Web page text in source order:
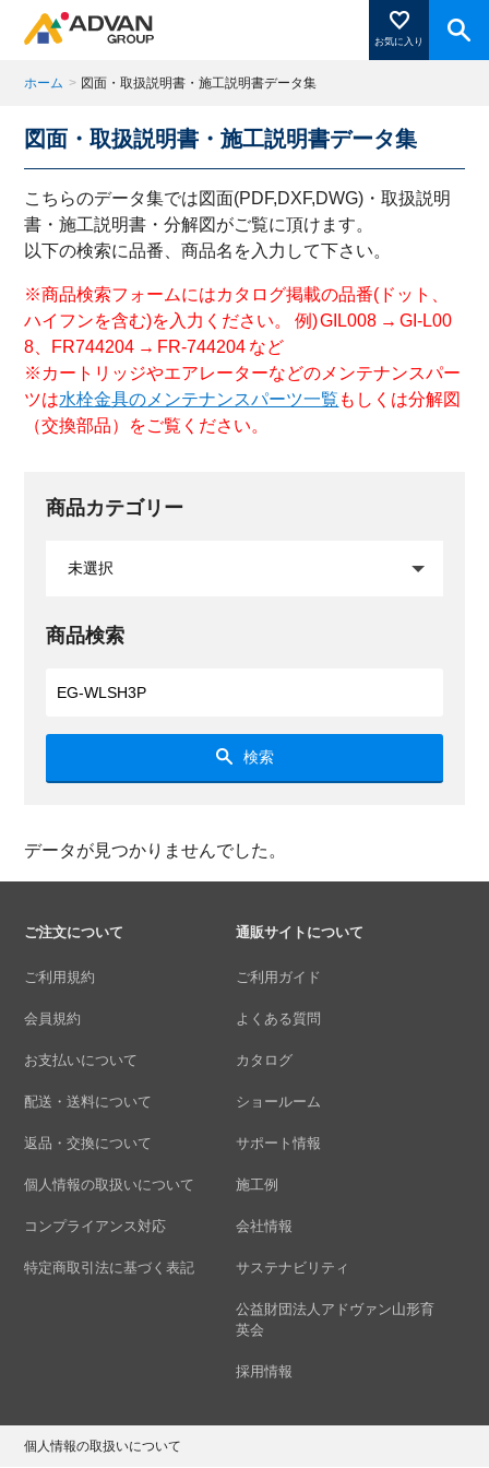
お気に入り
商品ページにある「お気に入り登録」を押すと登録した
商品がここに表示されます。
ホーム > 図面・取扱説明書・施工説明書データ集
図面・取扱説明書・施工説明書データ集
こちらのデータ集では図面(PDF,DXF,DWG)・取扱説明
書・施工説明書・分解図がご覧に頂けます。
以下の検索に品番、商品名を入力して下さい。
※商品検索フォームにはカタログ掲載の品番(ドット、
ハイフンを含む)を入力ください。 例) GIL008 → GI-L00
8、FR744204 → FR-744204 など
※カートリッジやエアレーターなどのメンテナンスパー
ツは水栓金具のメンテナンスパーツ一覧 もしくは分解図
（交換部品）をご覧ください。
商品カテゴリー
商品検索
検索
データが見つかりませんでした。
ご注文について
ご利用規約
会員規約
お支払いについて
配送・送料について
返品・交換について
個人情報の取扱いについて
コンプライアンス対応
特定商取引法に基づく表記
通販サイトについて
ご利用ガイド
よくある質問
カタログ
ショールーム
サポート情報
施工例
会社情報
サステナビリティ
公益財団法人アドヴァン山形育
英会
採用情報
個人情報の取扱いについて